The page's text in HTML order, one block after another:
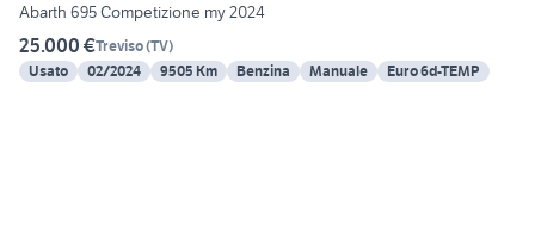
Abarth 695 Competizione my 2024
25.000 €Treviso(TV)
Usato
02/2024 9505 Km Benzina Manuale Euro 6d-TEMP